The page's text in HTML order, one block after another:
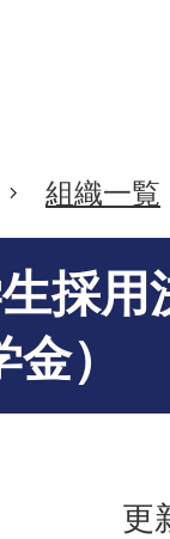
組織一覧
採用
）
更